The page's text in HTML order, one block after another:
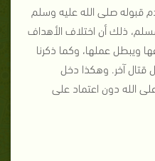
قبوله صلى الله عليه وسلم
ذلك أن اختلاف الأهداف
ويبطل عملها، وكما ذكرنا
قتال آخر. وهكذا دخل
الله دون اعتماد على